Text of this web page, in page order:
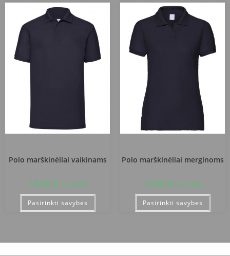
Polo marškinėliai vaikinams
14,00 € su PVM
Pasirinkti savybes
Polo marškinėliai merginoms
14,00 € su PVM
Pasirinkti savybes